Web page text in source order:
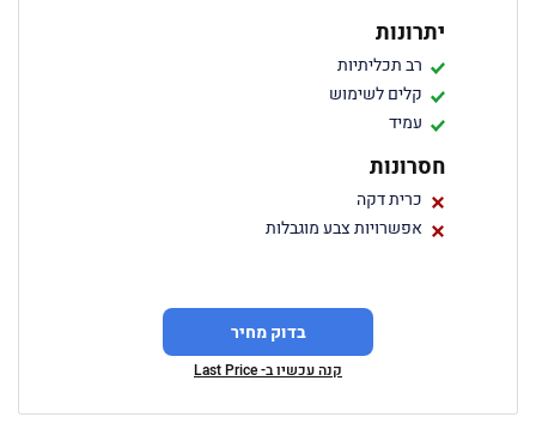
יתרונות
רב תכליתיות
קלים לשימוש
עמיד
חסרונות
כרית דקה
אפשרויות צבע מוגבלות
בדוק מחיר
קנה עכשיו ב- Last Price